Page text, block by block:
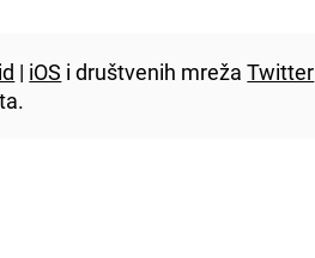
| iOS i društvenih mrežaTwitter